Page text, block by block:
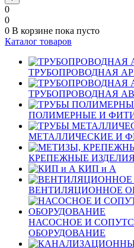
0
0
0 В корзине пока пусто
Каталог товаров
ТРУБОПРОВОДНАЯ
ТРУБОПРОВОДНАЯ
ПОЛИМЕРНЫЕ И
МЕТАЛЛИЧЕСКИЕ И
КРЕПЕЖНЫЕ
КИП и А
ВЕНТИЛЯЦИОННОЕ
НАСОСНОЕ И
ОБОРУДОВАНИЕ